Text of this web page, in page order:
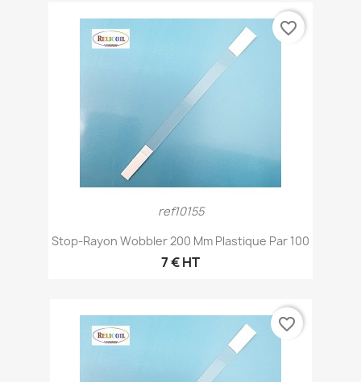
ref10155
Stop-Rayon Wobbler 200 Mm Plastique Par 100
7 € HT
favorite_border
favorite_border